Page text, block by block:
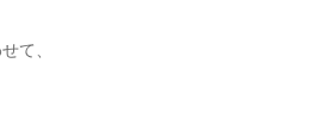
て、